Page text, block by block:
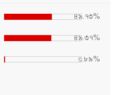
৪৯.৭৩%
৪৯.৩৭%
০.৮৯%